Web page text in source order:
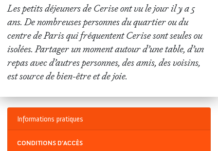
Les petits déjeuners de Cerise ont vu le jour il y a 5
ans. De nombreuses personnes du quartier ou du
centre de Paris qui fréquentent Cerise sont seules ou
isolées. Partager un moment autour d’une table, d’un
repas avec d’autres personnes, des amis, des voisins,
est source de bien-être et de joie.
Informations pratiques
CONDITIONS D’ACCÈS